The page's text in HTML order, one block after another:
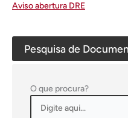
Pesquisa de
O que procura?
Aviso abertura DRE